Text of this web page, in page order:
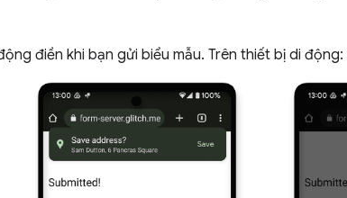
điền khi bạn gửi biểu mẫu. Trên thiết bị di động: